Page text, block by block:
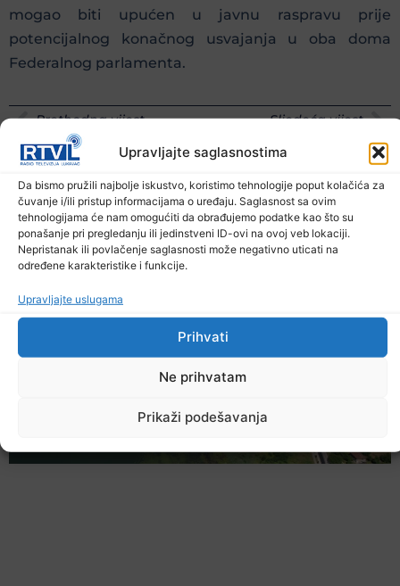
Upravljajte saglasnostima
Da bismo pružili najbolje iskustvo, koristimo tehnologije poput kolačića za
čuvanje i/ili pristup informacijama o uređaju. Saglasnost sa ovim
tehnologijama će nam omogućiti da obrađujemo podatke kao što su
ponašanje pri pregledanju ili jedinstveni ID-ovi na ovoj veb lokaciji.
Nepristanak ili povlačenje saglasnosti može negativno uticati na
određene karakteristike i funkcije.
Upravljajte uslugama
Prihvati
Ne prihvatam
Prikaži podešavanja
mogao biti upućen u javnu raspravu prije
potencijalnog konačnog usvajanja u oba doma
Federalnog parlamenta.
Prethodna vijest Sljedeća vijest
Podijelite na mrežama
Ostale novosti